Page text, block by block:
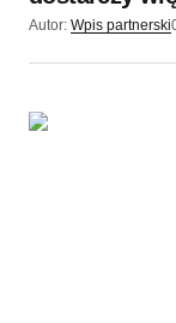
Autor: Wpis partnerski